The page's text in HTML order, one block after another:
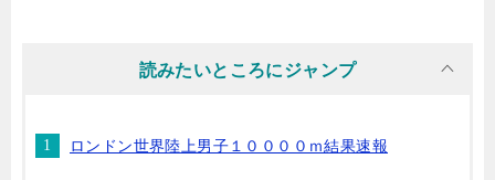
読みたいところにジャンプ
ロンドン世界陸上男子１００００ｍ結果速報